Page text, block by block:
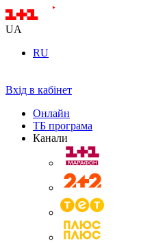
UA
RU
Вхід в кабінет
Онлайн
ТБ програма
Канали